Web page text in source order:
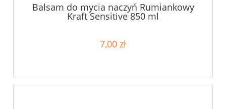
Balsam do mycia naczyń Rumiankowy
Kraft Sensitive 850 ml
7,00 zł